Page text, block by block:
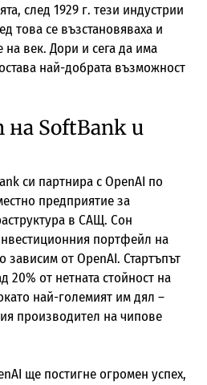
след 1929 г. тези индустрии
това се възстановяваха и
век. Дори и сега да има
най-добрата възможност
SoftBank и
си партнира с OpenAI по
предприятие за
в САЩ. Сон
портфейл на
от OpenAI. Стартъпът
20% от нетната стойност на
най-големият им дял –
производител на чипове
ще постигне огромен успех,